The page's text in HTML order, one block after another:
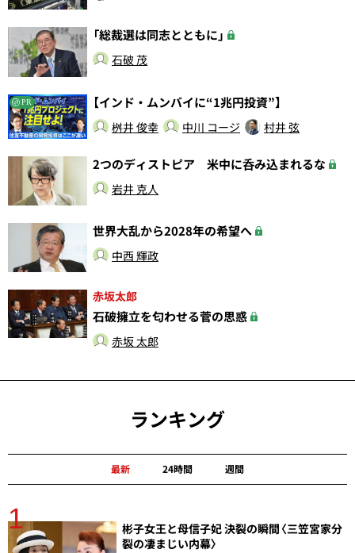
「総裁選は同志とともに」
石破 茂
PR 【インド・ムンバイに“1兆円投資”】
桝井 俊幸 中川 コージ 村井 弦
2つのディストピア 米中に呑み込まれるな
岩井 克人
世界大乱から2028年の希望へ
中西 輝政
赤坂太郎
石破擁立を匂わせる菅の思惑
赤坂 太郎
ランキング
最新 24時間 週間
1
彬子女王と母信子妃 決裂の瞬間〈三笠宮家分
裂の凄まじい内幕〉